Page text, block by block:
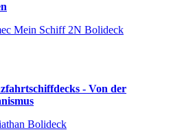
- Von der